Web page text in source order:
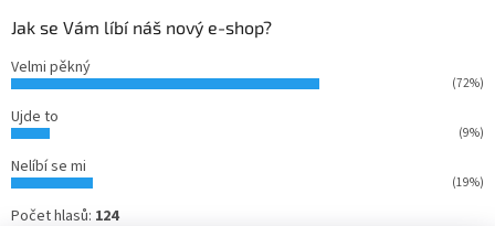
Jak se Vám líbí náš nový e-shop?
Velmi pěkný
(72%)
Ujde to
(9%)
Nelíbí se mi
(19%)
Počet hlasů: 124